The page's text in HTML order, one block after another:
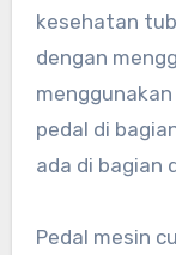
kesehatan
dengan
pedal di
ada di bagian
Pedal mesin